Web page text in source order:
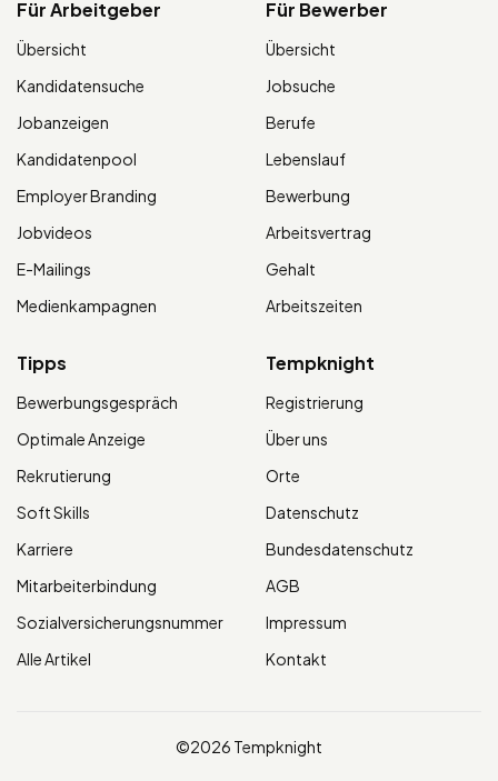
Für Arbeitgeber
Übersicht
Kandidatensuche
Jobanzeigen
Kandidatenpool
Employer Branding
Jobvideos
E-Mailings
Medienkampagnen
Für Bewerber
Übersicht
Jobsuche
Berufe
Lebenslauf
Bewerbung
Arbeitsvertrag
Gehalt
Arbeitszeiten
Tipps
Bewerbungsgespräch
Optimale Anzeige
Rekrutierung
Soft Skills
Karriere
Mitarbeiterbindung
Sozialversicherungsnummer
Alle Artikel
Tempknight
Registrierung
Über uns
Orte
Datenschutz
Bundesdatenschutz
AGB
Impressum
Kontakt
©2026 Tempknight